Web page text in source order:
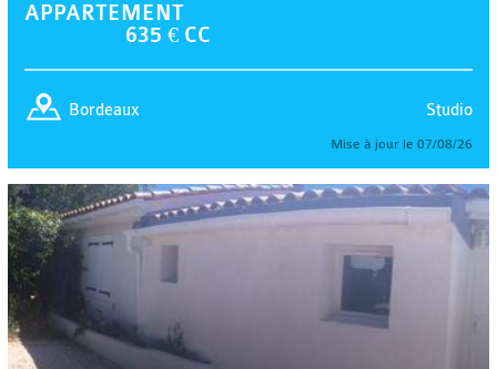
APPARTEMENT
635 € CC
Studio
Bordeaux
Mise à jour le 07/08/26